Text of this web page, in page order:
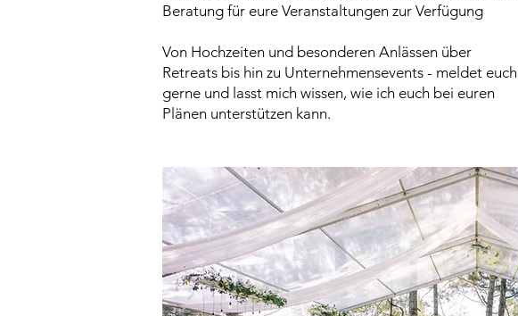
Beratung für eure Veranstaltungen zur Verfügung
Von Hochzeiten und besonderen Anlässen über
Retreats bis hin zu Unternehmensevents - meldet euch
gerne und lasst mich wissen, wie ich euch bei euren
Plänen unterstützen kann.